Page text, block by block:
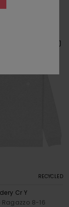
RECYCLED
Cr Y
Ragazzo 8-16